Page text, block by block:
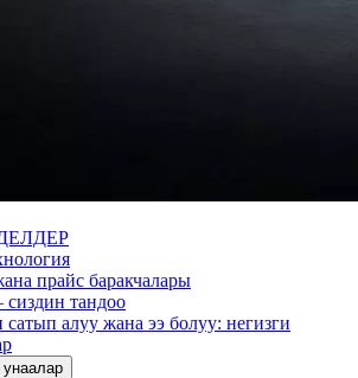
прайс баракчалары
тандоо
алуу жана ээ болуу: негизги